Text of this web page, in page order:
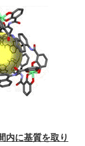
内に基質を取り